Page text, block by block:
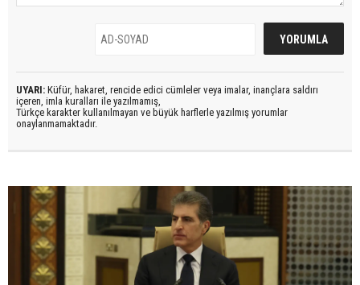
UYARI: Küfür, hakaret, rencide edici cümleler veya imalar, inançlara saldırı
içeren, imla kuralları ile yazılmamış,
Türkçe karakter kullanılmayan ve büyük harflerle yazılmış yorumlar
onaylanmamaktadır.